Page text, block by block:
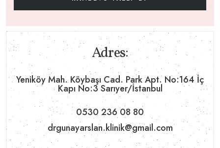
Adres:
Yeniköy Mah. Köybaşı Cad. Park Apt. No:164 İç
Kapı No:3 Sarıyer/İstanbul
0530 236 08 80
drgunayarslan.klinik@gmail.com